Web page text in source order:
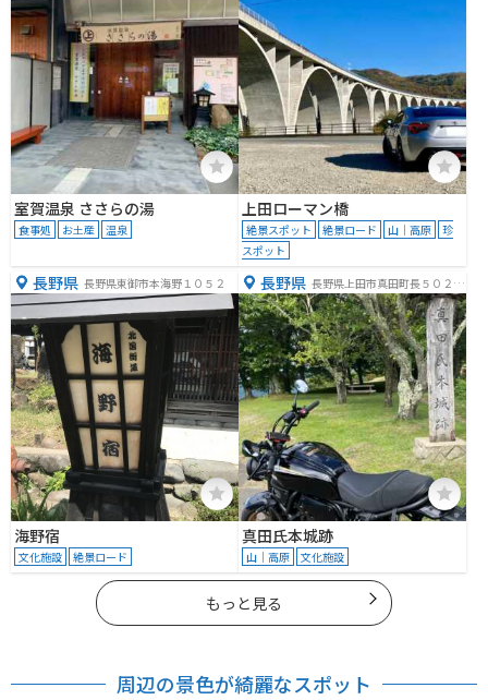
室賀温泉 ささらの湯
食事処 お土産 温泉
上田ローマン橋
絶景スポット 絶景ロード 山｜高原
珍
スポット
長野県 長野県東御市本海野１０５２
海野宿
文化施設 絶景ロード
長野県 長野県上田市真田町長５０２９
−３
真田氏本城跡
山｜高原 文化施設
もっと見る
周辺の景色が綺麗なスポット